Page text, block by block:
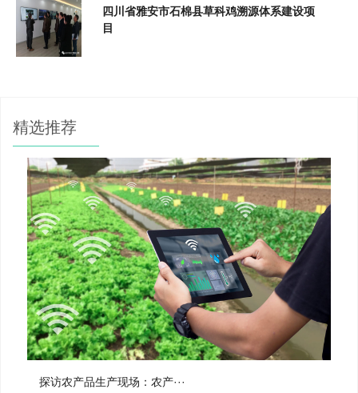
四川省雅安市石棉县草科鸡溯源体系建设项
目
精选推荐
探访农产品生产现场：农产···